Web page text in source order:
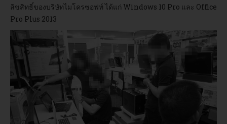
DOWNLOAD
ลิขสิทธิ์ของบริษัทไมโครซอฟท์ ได้แก่ Windows 10 Pro และ Office
Pro Plus 2013